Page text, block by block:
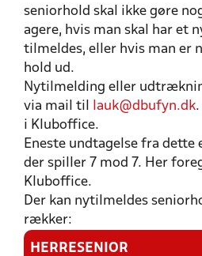
seniorhold skal ikke gøre
agere, hvis man skal har et
tilmeldes, eller hvis man er
hold ud.
Nytilmelding eller
via mail til
lauk@dbufyn.dk
i Kluboffice.
Eneste undtagelse fra dette
der spiller 7 mod 7. Her
Kluboffice.
Der kan nytilmeldes
rækker:
HERRESENIOR